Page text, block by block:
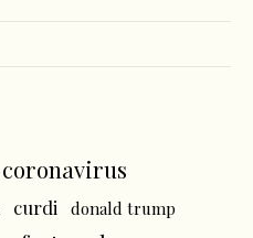
coronavirus
curdi donald trump